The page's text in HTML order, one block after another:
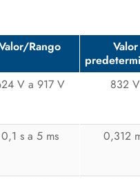
Rango
Valor
V a 917 V 832 V
0,1 s a 5 ms 0,312
de la